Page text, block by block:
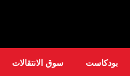
بودكاست سوق الانتقالات